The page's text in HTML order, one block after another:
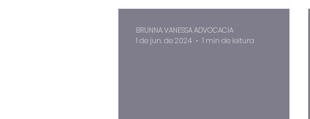
BRUNNA VANESSA ADVOCACIA
1 de jun. de 2024
1 min de leitura